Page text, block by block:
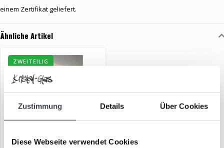
Zustimmung Details Über Cookies
Diese Webseite verwendet Cookies
einem Zertifikat geliefert.
Ähnliche Artikel
ZWEITEILIG